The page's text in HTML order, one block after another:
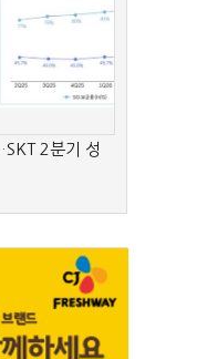
2분기 성